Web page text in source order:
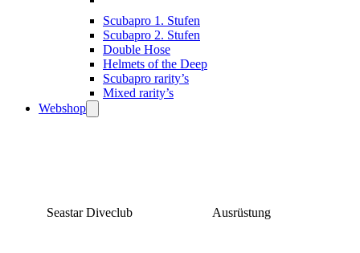
Scubapro 1. Stufen
Scubapro 2. Stufen
Double Hose
Helmets of the Deep
Scubapro rarity’s
Mixed rarity’s
Webshop
Seastar Diveclub Ausrüstung